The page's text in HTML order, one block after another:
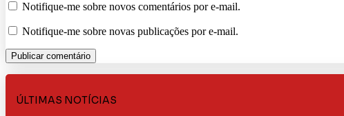
Notifique-me sobre novos comentários por e-mail.
Notifique-me sobre novas publicações por e-mail.
ÚLTIMAS NOTÍCIAS